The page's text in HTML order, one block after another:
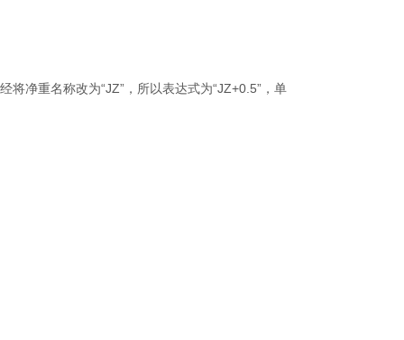
将净重名称改为“JZ”，所以表达式为“JZ+0.5”，单